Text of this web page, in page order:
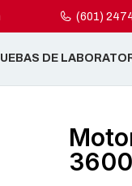
(601)
DE